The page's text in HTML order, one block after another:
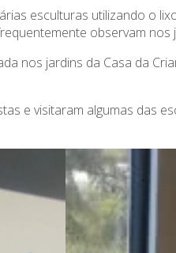
esculturas utilizando o
observam nos
nos jardins da Casa da
e visitaram algumas das